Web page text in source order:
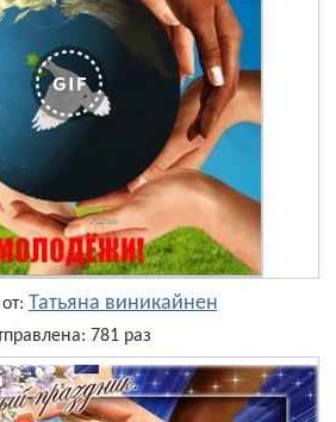
Татьяна виникайнен
781 раз